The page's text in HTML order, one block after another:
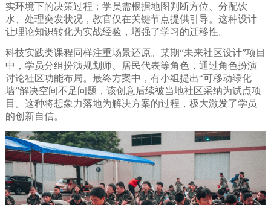
实环境下的决策过程：学员需根据地图判断方位、分配饮
水、处理突发状况，教官仅在关键节点提供引导。这种设计
让理论知识转化为实战经验，增强了学习的迁移性。
科技实践类课程同样注重场景还原。某期“未来社区设计”项目
中，学员分组扮演规划师、居民代表等角色，通过角色扮演
讨论社区功能布局。最终方案中，有小组提出“可移动绿化
墙”解决空间不足问题，该创意后续被当地社区采纳为试点项
目。这种将想象力落地为解决方案的过程，极大激发了学员
的创新自信。